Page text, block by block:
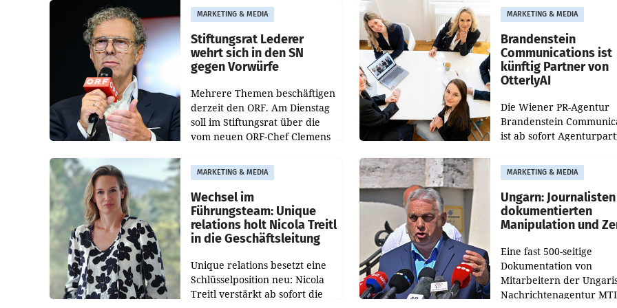
freigegeben: Die
Bundeswettbewerbsbehörde
und der Bundeskartellanwalt
aus, womit sich das
gegenüber Juli 2025
verdoppelte (+102
MARKETING & MEDIA
Stiftungsrat Lederer
wehrt sich in den SN
gegen Vorwürfe
Mehrere Themen beschäftigen
derzeit den ORF. Am Dienstag
soll im Stiftungsrat über die
vom neuen ORF-Chef Clemens
Besetzungen für die
Direktionen abgestimmt
werden.
MARKETING & MEDIA
Brandenstein
Communications ist
künftig Partner von
OtterlyAI
Die Wiener PR-Agentur
Brandenstein
ist ab sofort
Optimierungsplattform
OtterlyAI. Damit baut die
Agentur ihr
MARKETING & MEDIA
Wechsel im
Führungsteam: Unique
relations holt Nicola Treitl
in die Geschäftsleitung
Unique relations besetzt eine
Schlüsselposition neu: Nicola
Treitl verstärkt ab sofort die
MARKETING & MEDIA
Ungarn: Journalisten
dokumentierten
Manipulation und
Eine fast 500-seitige
Dokumentation von
Mitarbeitern der
Nachrichtenagentur